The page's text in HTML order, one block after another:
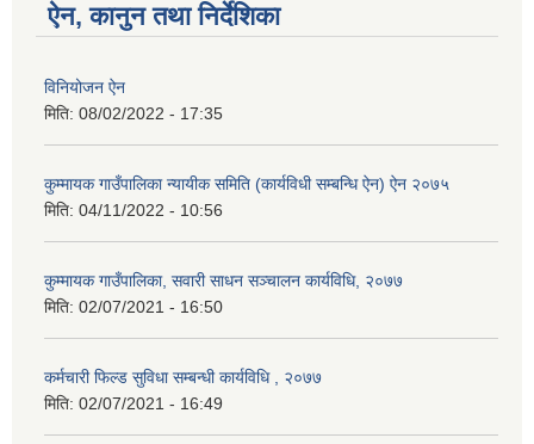
ऐन, कानुन तथा निर्देशिका
विनियोजन ऐन
मिति: 08/02/2022 - 17:35
कुम्मायक गाउँपालिका न्यायीक समिति (कार्यविधी सम्बन्धि ऐन) ऐन २०७५
मिति: 04/11/2022 - 10:56
कुम्मायक गाउँपालिका, सवारी साधन सञ्चालन कार्यविधि, २०७७
मिति: 02/07/2021 - 16:50
कर्मचारी फिल्ड सुविधा सम्बन्धी कार्यविधि , २०७७
मिति: 02/07/2021 - 16:49